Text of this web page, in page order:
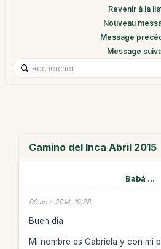
Revenir à la
Nouveau
Message
Message
Camino del Inca Abril 2015
Babá ...
09 nov. 2014, 19:28
Buen dia
Mi nombre es Gabriela y con mi